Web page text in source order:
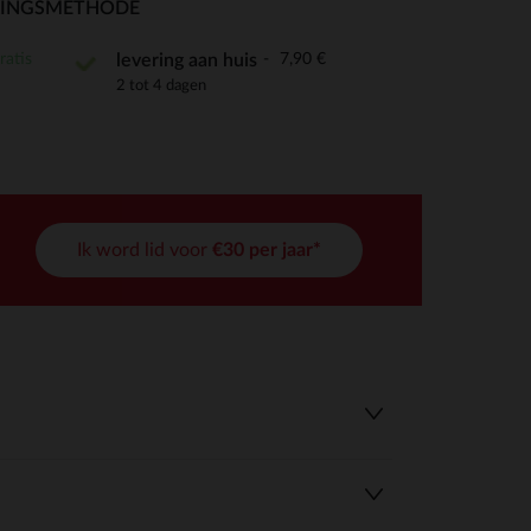
aan te passen en te beheren, en zorgt ervoor dat aan
levering aan huis 7,90 €
2 tot 4 dagen
Ik word lid voor €30 per jaar*